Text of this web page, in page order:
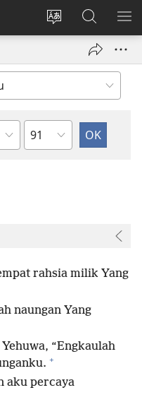
Tukar
bahasa
web
Log
Masuk
baharu)
Cari
JW.ORG
Bab
rahsia milik Yang
naungan Yang
“Engkaulah
+
aku percaya